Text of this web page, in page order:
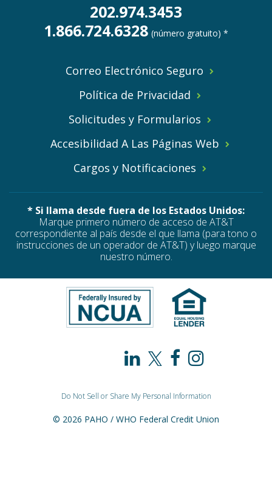
202.974.3453
1.866.724.6328 (número gratuito) *
Correo Electrónico Seguro
Política de Privacidad
Solicitudes y Formularios
Accesibilidad A Las Páginas Web
Cargos y Notificaciones
* Si llama desde fuera de los Estados Unidos:
Marque primero número de acceso de AT&T
correspondiente al país desde el que llama (para tono o
instrucciones de un operador de AT&T) y luego marque
nuestro número.
PAHO
/
WHO
PAHO
/
WHO
PAHO
/
WHO
PAHO
/
WHO
Do Not Sell or Share My Personal Information
© 2026 PAHO / WHO Federal Credit Union